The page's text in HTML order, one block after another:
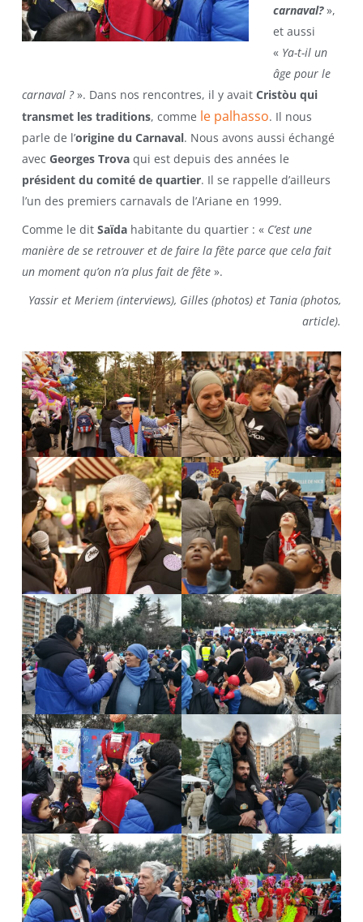
carnaval?»,
et aussi
« Ya-t-il un
âge pour le
carnaval ?». Dans nos rencontres, il y avait Cristòu qui
transmet les traditions, comme le palhasso. Il nous
parle de l’origine du Carnaval. Nous avons aussi échangé
avec Georges Trovaqui est depuis des années le
président du comité de quartier. Il se rappelle d’ailleurs
l’un des premiers carnavals de l’Ariane en 1999.
Comme le dit Saïdahabitante du quartier : « C’est une
manière de se retrouver et de faire la fête parce que cela fait
un moment qu’on n’a plus fait de fête».
Yassir et Meriem (interviews), Gilles (photos) et Tania (photos,
article).